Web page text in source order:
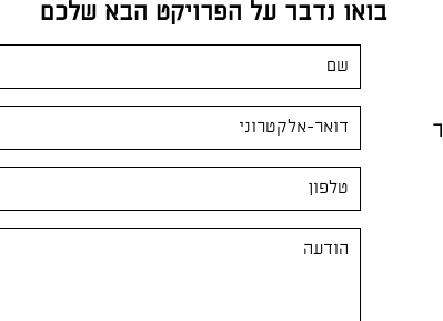
בואו נדבר על הפרויקט הבא שלכם